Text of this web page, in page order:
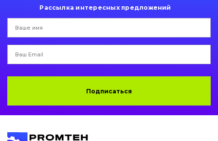
Защита (ковша, адаптера)
Пальци и втулки
Гидравлика
написати
Рассылка интересных предложений
Подписаться